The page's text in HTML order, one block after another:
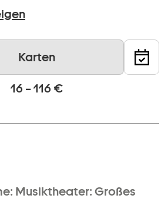
Karten
16 – 116 €
Musiktheater: Großes